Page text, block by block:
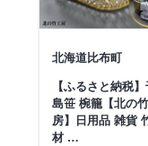
北海道比布町
【ふるさと納税
島笹 椀籠【北の
房】日用品 雑貨
材 …